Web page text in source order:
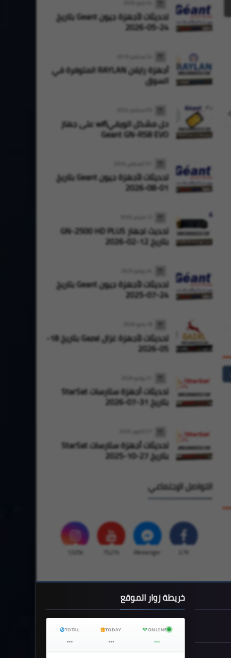
28-07-2026
تحديثات لأجهزة جيون Geant بتاريخ
24-05-2026
أجهزة رايلان RAYLAN المتوفرة في
السوق
حل مشكل الويفيwifi على جهاز
Geant GN-RS8 EVO
تحديثات لأجهزة جيون Geant بتاريخ
01-08-2026
تحديث لجهاز GN-2500 HD PLUS
بتاريخ 12-02-2026
تحديثات لأجهزة جيون Geant بتاريخ
24-07-2025
05-2026
تحديثات أجهزة ستارسات StarSat
بتاريخ 31-07-2026
تحديثات أجهزة ستارسات StarSat
بتاريخ 27-10-2025
التواصل الإجتماعي
2,7K
Messenger
75,274
1,525k
خريطة زوار الموقع
TOTAL
...
TODAY
...
ONLINE
...